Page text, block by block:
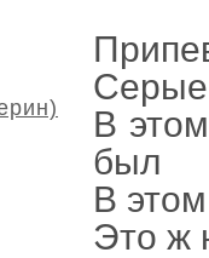
Серые
В
был
В
Это ж